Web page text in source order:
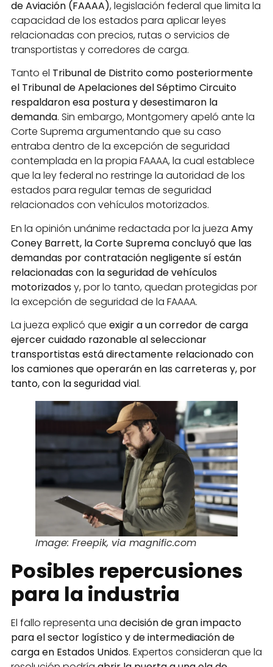
de Aviación (FAAAA), legislación federal que limita la
capacidad de los estados para aplicar leyes
relacionadas con precios, rutas o servicios de
transportistas y corredores de carga.
Tanto el Tribunal de Distrito como posteriormente
el Tribunal de Apelaciones del Séptimo Circuito
respaldaron esa postura y desestimaron la
demanda. Sin embargo, Montgomery apeló ante la
Corte Suprema argumentando que su caso
entraba dentro de la excepción de seguridad
contemplada en la propia FAAAA, la cual establece
que la ley federal no restringe la autoridad de los
estados para regular temas de seguridad
relacionados con vehículos motorizados.
En la opinión unánime redactada por la jueza Amy
Coney Barrett, la Corte Suprema concluyó que las
demandas por contratación negligente sí están
relacionadas con la seguridad de vehículos
motorizadosy, por lo tanto, quedan protegidas por
la excepción de seguridad de la FAAAA.
La jueza explicó que exigir a un corredor de carga
ejercer cuidado razonable al seleccionar
transportistas está directamente relacionado con
los camiones que operarán en las carreteras y, por
tanto, con la seguridad vial.
Image: Freepik, via magnific.com
Posibles repercusiones
para la industria
El fallo representa una decisión de gran impacto
para el sector logístico y de intermediación de
carga en Estados Unidos. Expertos consideran que la